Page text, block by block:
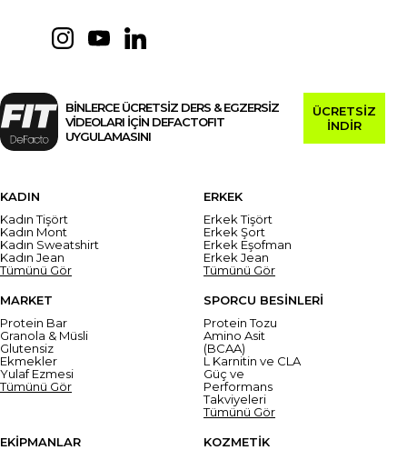
BİNLERCE ÜCRETSİZ DERS & EGZERSİZ
VİDEOLARI İÇİN DEFACTOFIT
UYGULAMASINI
ÜCRETSİZ
İNDİR
KADIN
Kadın Tişört
Kadın Mont
Kadın Sweatshirt
Kadın Jean
Tümünü Gör
ERKEK
Erkek Tişört
Erkek Şort
Erkek Eşofman
Erkek Jean
Tümünü Gör
MARKET
Protein Bar
Granola & Müsli
Glutensiz
Ekmekler
Yulaf Ezmesi
Tümünü Gör
SPORCU BESİNLERİ
Protein Tozu
Amino Asit
(BCAA)
L Karnitin ve CLA
Güç ve
Performans
Takviyeleri
Tümünü Gör
EKİPMANLAR
KOZMETİK